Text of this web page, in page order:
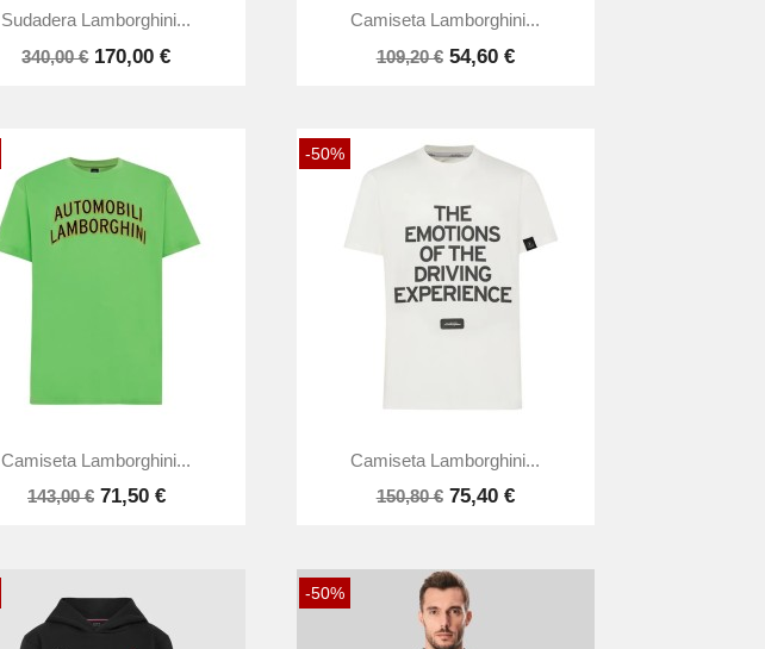
Vista rápida
Sudadera Lamborghini...
340,00 € 170,00 €
Vista rápida
Camiseta Lamborghini...
109,20 € 54,60 €
Vista rápida
Camiseta Lamborghini...
143,00 € 71,50 €
-50%
Vista rápida
Camiseta Lamborghini...
150,80 € 75,40 €
-50%